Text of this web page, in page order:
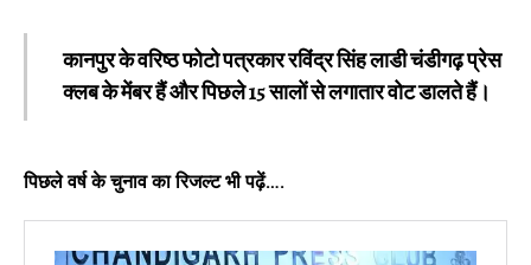
कानपुर के वरिष्ठ फोटो पत्रकार रविंद्र सिंह लाडी चंडीगढ़ प्रेस
क्लब के मेंबर हैं और पिछले 15 सालों से लगातार वोट डालते हैं।
पिछले वर्ष के चुनाव का रिजल्ट भी पढ़ें….